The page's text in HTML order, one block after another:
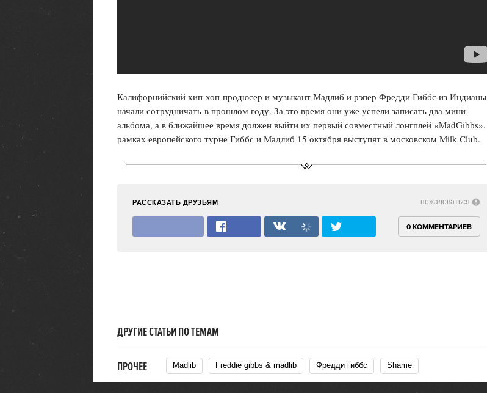
Калифорнийский хип-хоп-продюсер и музыкант Мадлиб и рэпер Фредди Гиббс из Индианы
начали сотрудничать в прошлом году. За это время они уже успели записать два мини-
альбома, а в ближайшее время должен выйти их первый совместный лонгплей «MadGibbs».
рамках европейского турне Гиббс и Мадлиб 15 октября выступят в московском Milk Club.
РАССКАЗАТЬ ДРУЗЬЯМ
0 КОММЕНТАРИЕВ
пожаловаться
ДРУГИЕ СТАТЬИ ПО ТЕМАМ
ПРОЧЕЕ Madlib Freddie gibbs & madlib Фредди гиббс Shame